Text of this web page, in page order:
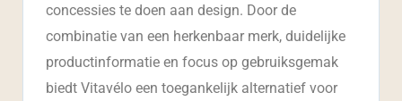
concessies te doen aan design. Door de
combinatie van een herkenbaar merk, duidelijke
productinformatie en focus op gebruiksgemak
biedt Vitavélo een toegankelijk alternatief voor